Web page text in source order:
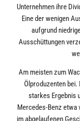
Unternehmen ihre
Eine der wenigen
aufgrund
Ausschüttungen
Am meisten zum
Ölproduzenten
starkes Ergebnis
Mercedes-Benz
im abgelaufenen